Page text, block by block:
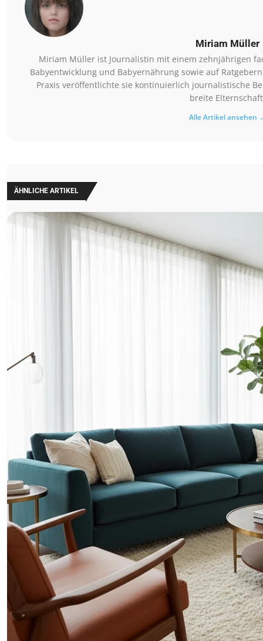
Miriam Müller
Miriam Müller ist Journalistin mit einem zehnjährigen
Babyentwicklung und Babyernährung sowie auf
Praxis veröffentlichte sie kontinuierlich journalistische
breite
Alle Artikel ansehen
ÄHNLICHE ARTIKEL